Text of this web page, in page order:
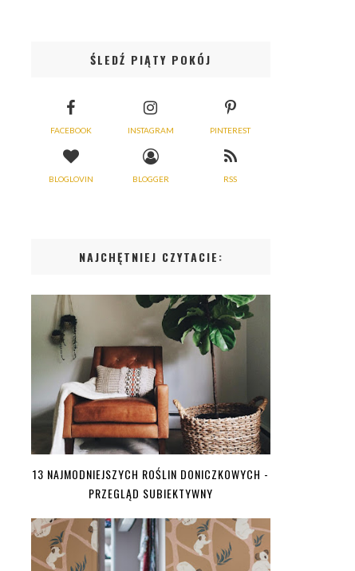
ŚLEDŹ PIĄTY POKÓJ
FACEBOOK INSTAGRAM PINTEREST
BLOGLOVIN BLOGGER RSS
NAJCHĘTNIEJ CZYTACIE:
13 NAJMODNIEJSZYCH ROŚLIN DONICZKOWYCH -
PRZEGLĄD SUBIEKTYWNY